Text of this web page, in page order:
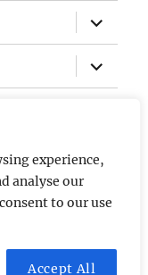
experience,
analyse our
to our use
Accept All
öffnen
öffnen
am Rhein